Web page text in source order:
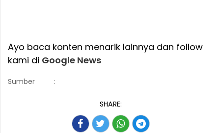
Ayo baca konten menarik lainnya dan follow
kami di Google News
Sumber :
SHARE: